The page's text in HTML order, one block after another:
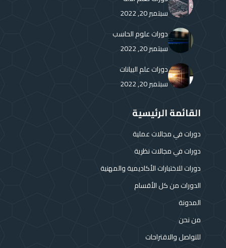
سبتمبر 20, 2022
دورات علوم الحاسب
سبتمبر 20, 2022
دورات علم البيانات
سبتمبر 20, 2022
القائمة الرئيسية
دورات في مجالات عملية
دورات في مجالات نظرية
دورات للاختبارات الأكاديمية والمهنية
الدورات من كل الأقسام
المدونة
من نحن
للتواصل والاقتراحات